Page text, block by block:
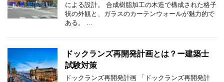
による設計。 合成樹脂加工の木造で構成された格子
状の外観と、ガラスのカーテンウォールが魅力的で
ある。 …
ドックランズ再開発計画とは？ー建築士
試験対策
ドックランズ再開発計画 「ドックランズ再開発計